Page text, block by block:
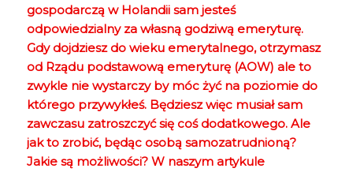
gospodarczą w Holandii sam jesteś
odpowiedzialny za własną godziwą emeryturę.
Gdy dojdziesz do wieku emerytalnego, otrzymasz
od Rządu podstawową emeryturę (AOW) ale to
zwykle nie wystarczy by móc żyć na poziomie do
którego przywykłeś. Będziesz więc musiał sam
zawczasu zatroszczyć się coś dodatkowego. Ale
jak to zrobić, będąc osobą samozatrudnioną?
Jakie są możliwości? W naszym artykule